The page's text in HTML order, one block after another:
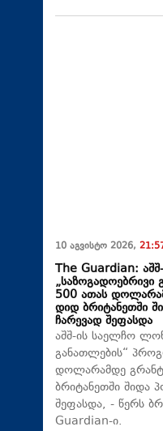
10 აგვისტო 2026,
The Guardian:
„საზოგადოებრივი
500 ათას
დიდ ბრიტანეთში
ჩარევად შეფასდა
აშშ-ის საელჩო
განათლების“
დოლარამდე
ბრიტანეთში შიდა
შეფასდა, - წერს
Guardian-ი.